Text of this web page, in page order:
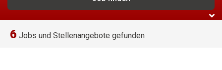
6 Jobs und Stellenangebote gefunden